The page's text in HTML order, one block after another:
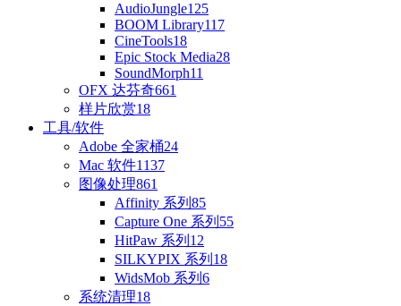
AudioJungle125
BOOM Library117
CineTools18
Epic Stock Media28
SoundMorph11
OFX 达芬奇661
样片欣赏18
工具/软件
Adobe 全家桶24
Mac 软件1137
图像处理861
Affinity 系列 85
Capture One 系列 55
HitPaw 系列 12
SILKYPIX 系列 18
WidsMob 系列 6
系统清理18